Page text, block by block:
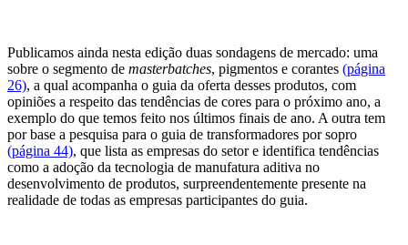
Publicamos ainda nesta edição duas sondagens de mercado: uma
sobre o segmento de masterbatches, pigmentos e corantes (página
26), a qual acompanha o guia da oferta desses produtos, com
opiniões a respeito das tendências de cores para o próximo ano, a
exemplo do que temos feito nos últimos finais de ano. A outra tem
por base a pesquisa para o guia de transformadores por sopro
(página 44), que lista as empresas do setor e identifica tendências
como a adoção da tecnologia de manufatura aditiva no
desenvolvimento de produtos, surpreendentemente presente na
realidade de todas as empresas participantes do guia.